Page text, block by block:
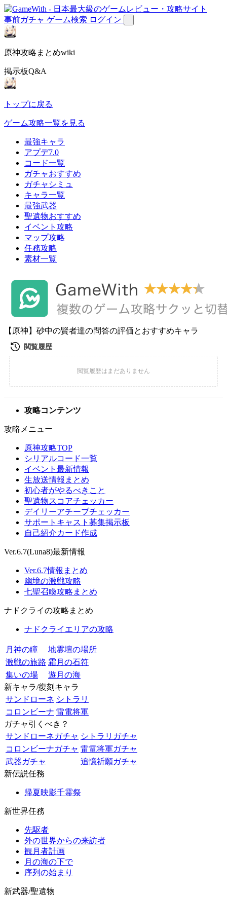
事前ガチャ ゲーム検索 ログイン
原神攻略まとめwiki
掲示板Q&A
トップに戻る
ゲーム攻略一覧を見る
最強キャラ
アプデ7.0
コード一覧
ガチャおすすめ
ガチャシミュ
キャラ一覧
最強武器
聖遺物おすすめ
イベント攻略
マップ攻略
任務攻略
素材一覧
【原神】砂中の賢者達の問答の評価とおすすめキャラ
攻略コンテンツ
攻略メニュー
原神攻略TOP
シリアルコード一覧
イベント最新情報
生放送情報まとめ
初心者がやるべきこと
聖遺物スコアチェッカー
デイリーアチーブチェッカー
サポートキャスト募集掲示板
自己紹介カード作成
Ver.6.7(Luna8)最新情報
Ver.6.7情報まとめ
幽境の激戦攻略
七聖召喚攻略まとめ
ナドクライの攻略まとめ
ナドクライエリアの攻略
月神の瞳
地霊壇の場所
激戦の旅路 霜月の石符
集いの場
遊月の海
新キャラ/復刻キャラ
サンドローネ シトラリ
コロンビーナ 雷電将軍
ガチャ引くべき？
サンドローネガチャ シトラリガチャ
コロンビーナガチャ 雷電将軍ガチャ
武器ガチャ
追憶祈願ガチャ
新伝説任務
帰夏映影千霊祭
新世界任務
先駆者
外の世界からの来訪者
観月者計画
月の海の下で
序列の始まり
新武器/聖遺物